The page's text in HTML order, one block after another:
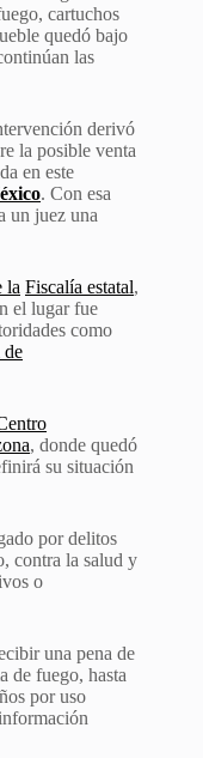
cartuchos
quedó bajo
las
derivó
la posible venta
en este
. Con esa
un juez una
la Fiscalía estatal,
el lugar fue
como
de
, donde quedó
su situación
por delitos
contra la salud y
o
una pena de
de fuego, hasta
por uso